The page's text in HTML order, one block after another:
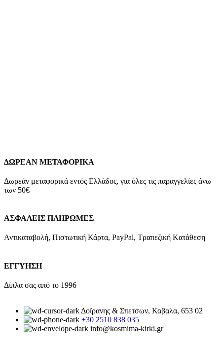
ΔΩΡΕΑΝ ΜΕΤΑΦΟΡΙΚΑ
Δωρεάν μεταφορικά εντός Ελλάδος, για όλες τις παραγγελίες άνω
των 50€
ΑΣΦΑΛΕΙΣ ΠΛΗΡΩΜΕΣ
Αντικαταβολή, Πιστωτική Κάρτα, PayPal, Τραπεζική Kατάθεση
ΕΓΓΥΗΣΗ
Δίπλα σας από το 1996
Δοϊρανης & Σπετσων, Καβαλα, 653 02
+30 2510 838 035
info@kosmima-kirki.gr